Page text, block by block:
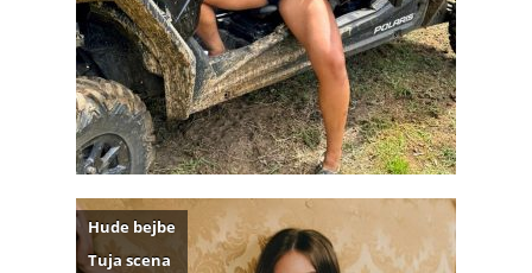
Hude bejbe
Tuja scena